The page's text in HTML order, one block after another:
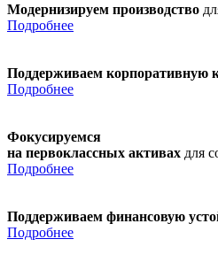
Модернизируем производство
Подробнее
Поддерживаем корпоративную
Подробнее
Фокусируемся
на первоклассных активах для
Подробнее
Поддерживаем финансовую
Подробнее